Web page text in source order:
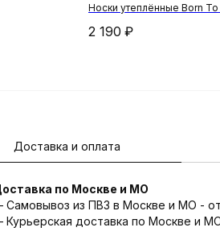
Носки утеплённые Born
2 190 ₽
Доставка и оплата
по Москве и МО
Самовывоз из ПВЗ в Москве и МО -
Курьерская доставка по Москве и